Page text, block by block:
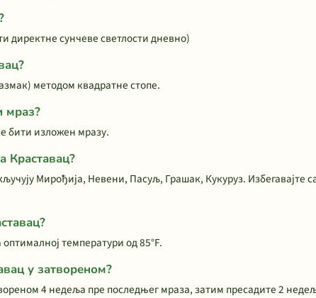
директне сунчеве светлости дневно)
методом квадратне стопе.
мраз?
бити изложен мразу.
Краставац?
Мирођија, Невени, Пасуљ, Грашак, Кукуруз.
температури од 85°F.
у затвореном?
4 недеља пре последњег мраза, затим пресадите 2